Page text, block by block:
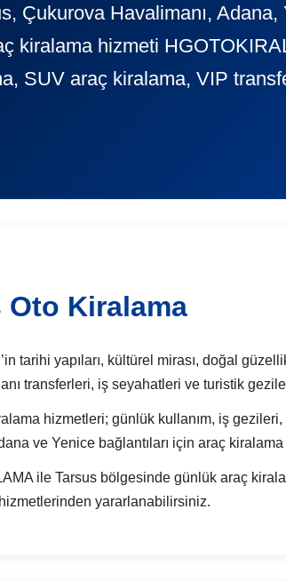
Çukurova Havalimanı,
kiralama hizmeti
SUV araç kiralama, VIP
Oto Kiralama
tarihi yapıları, kültürel mirası, doğal
transferleri, iş seyahatleri ve turistik
hizmetleri; günlük kullanım, iş
ve Yenice bağlantıları için araç
ile Tarsus bölgesinde günlük araç
yararlanabilirsiniz.